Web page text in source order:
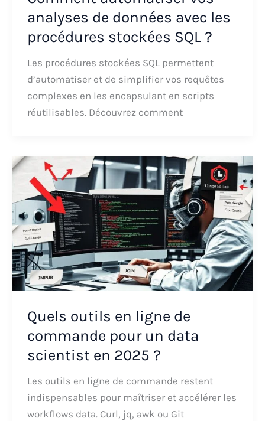
analyses de données avec les
procédures stockées SQL ?
Les procédures stockées SQL permettent
d’automatiser et de simplifier vos requêtes
complexes en les encapsulant en scripts
réutilisables. Découvrez comment
Quels outils en ligne de
commande pour un data
scientist en 2025 ?
Les outils en ligne de commande restent
indispensables pour maîtriser et accélérer les
workflows data. Curl, jq, awk ou Git